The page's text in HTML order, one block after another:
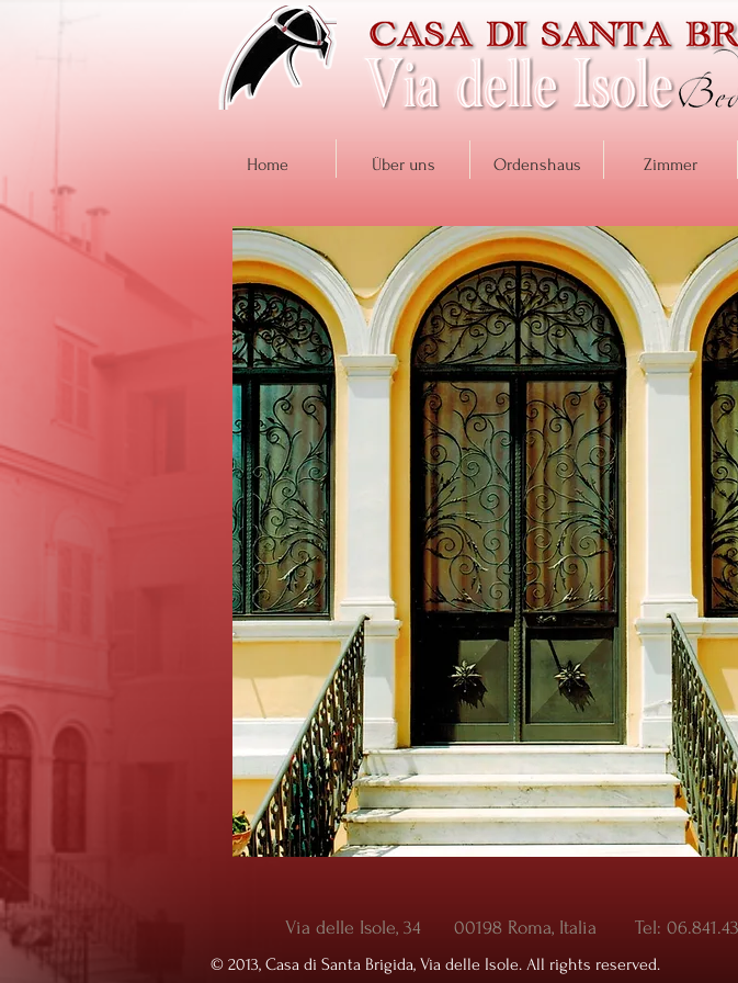
Home Über uns Ordenshaus Zimmer
Via delle Isole, 34 00198 Roma, Italia Tel:
© ​2013, Casa di Santa Brigida, Via delle Isole. All rights reserved.